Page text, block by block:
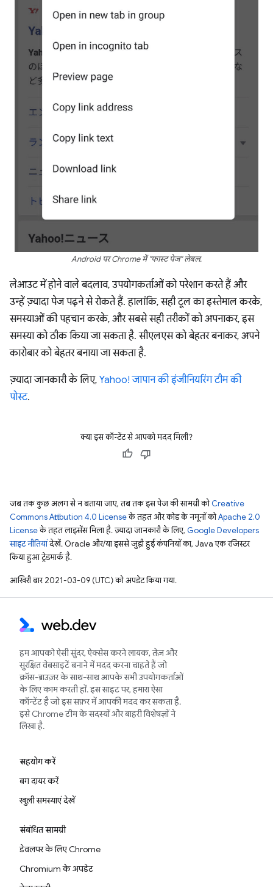
Android पर Chrome में "फास्ट पेज" लेबल.
लेआउट में होने वाले बदलाव, उपयोगकर्ताओं को परेशान करते हैं और
उन्हें ज़्यादा पेज पढ़ने से रोकते हैं. हालांकि, सही टूल का इस्तेमाल करके,
समस्याओं की पहचान करके, और सबसे सही तरीकों को अपनाकर, इस
समस्या को ठीक किया जा सकता है. सीएलएस को बेहतर बनाकर, अपने
कारोबार को बेहतर बनाया जा सकता है.
ज़्यादा जानकारी के लिए, Yahoo! जापान की इंजीनियरिंग टीम की
पोस्ट.
क्या इस कॉन्टेंट से आपको मदद मिली?
जब तक कुछ अलग से न बताया जाए, तब तक इस पेज की सामग्री कोCreative
Commons Attribution 4.0 Licenseके तहत और कोड के नमूनों कोApache 2.0
Licenseके तहत लाइसेंस मिला है. ज़्यादा जानकारी के लिए, Google Developers
साइट नीतियांदेखें. Oracle और/या इससे जुड़ी हुई कंपनियों का, Java एक रजिस्टर
किया हुआ ट्रेडमार्क है.
आखिरी बार 2021-03-09 (UTC) को अपडेट किया गया.
हम आपको ऐसी सुंदर, ऐक्सेस करने लायक, तेज़ और
सुरक्षित वेबसाइटें बनाने में मदद करना चाहते हैं जो
क्रॉस-ब्राउज़र के साथ-साथ आपके सभी उपयोगकर्ताओं
के लिए काम करती हों. इस साइट पर, हमारा ऐसा
कॉन्टेंट है जो इस सफ़र में आपकी मदद कर सकता है.
इसे Chrome टीम के सदस्यों और बाहरी विशेषज्ञों ने
लिखा है.
सहयोग करें
बग दायर करें
खुली समस्याएं देखें
संबंधित सामग्री
डेवलपर के लिए Chrome
Chromium के अपडेट